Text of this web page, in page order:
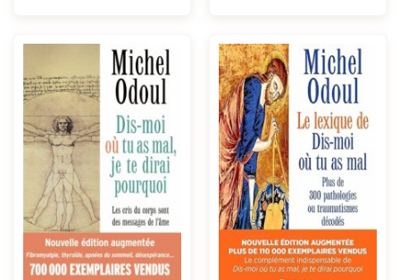
variations.
Les
options
peuvent
être
choisies
sur
la
page
du
produit